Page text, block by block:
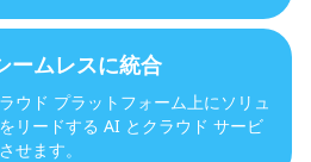
ームレスに統合
ウド プラットフォーム上にソリュ
リードする AI とクラウド サービ
せます。